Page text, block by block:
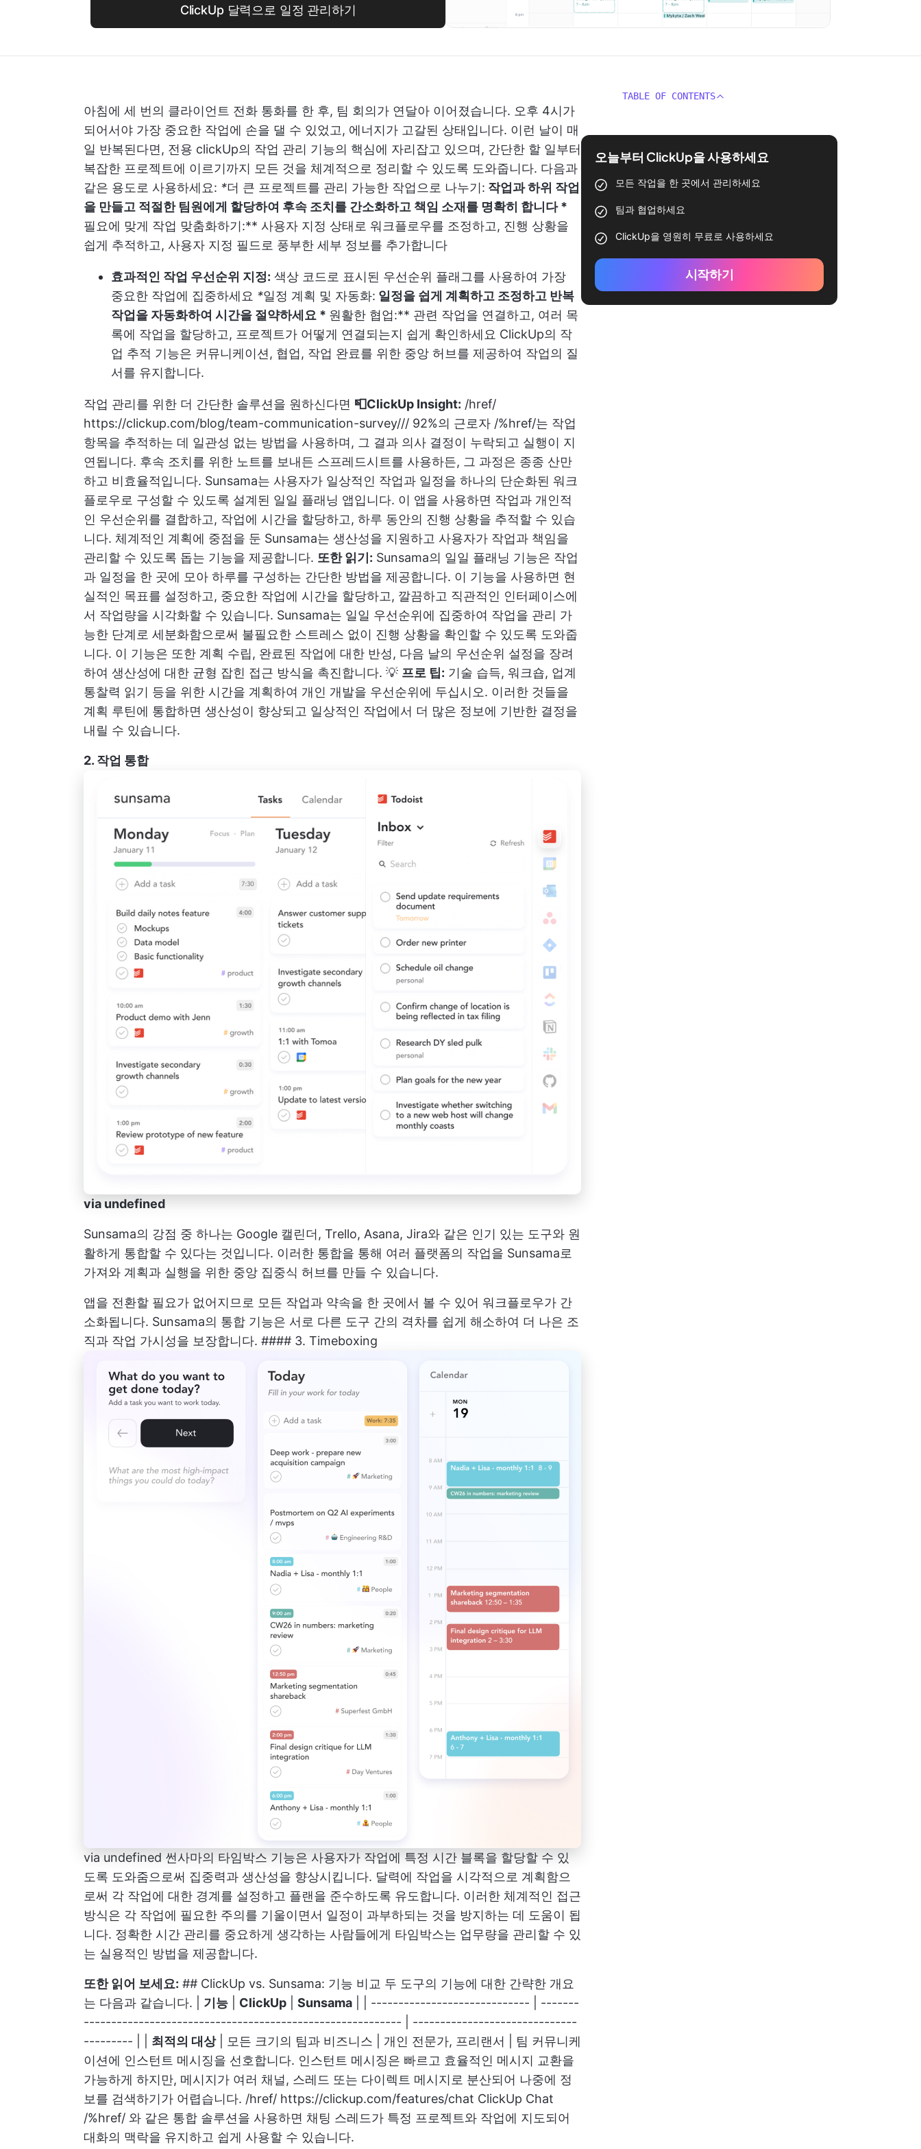
ClickUp 달력으로 일정 관리하기
아침에 세 번의 클라이언트 전화 통화를 한 후, 팀 회의가 연달아 이어졌습니다. 오후 4시가
되어서야 가장 중요한 작업에 손을 댈 수 있었고, 에너지가 고갈된 상태입니다. 이런 날이 매
일 반복된다면, 전용 clickUp의 작업 관리 기능의 핵심에 자리잡고 있으며, 간단한 할 일부터
복잡한 프로젝트에 이르기까지 모든 것을 체계적으로 정리할 수 있도록 도와줍니다. 다음과
같은 용도로 사용하세요: *더 큰 프로젝트를 관리 가능한 작업으로 나누기: 작업과 하위 작업
을 만들고 적절한 팀원에게 할당하여 후속 조치를 간소화하고 책임 소재를 명확히 합니다 *
필요에 맞게 작업 맞춤화하기:** 사용자 지정 상태로 워크플로우를 조정하고, 진행 상황을
쉽게 추적하고, 사용자 지정 필드로 풍부한 세부 정보를 추가합니다
효과적인 작업 우선순위 지정: 색상 코드로 표시된 우선순위 플래그를 사용하여 가장
중요한 작업에 집중하세요 *일정 계획 및 자동화: 일정을 쉽게 계획하고 조정하고 반복
작업을 자동화하여 시간을 절약하세요 * 원활한 협업:** 관련 작업을 연결하고, 여러 목
록에 작업을 할당하고, 프로젝트가 어떻게 연결되는지 쉽게 확인하세요 ClickUp의 작
업 추적 기능은 커뮤니케이션, 협업, 작업 완료를 위한 중앙 허브를 제공하여 작업의 질
서를 유지합니다.
작업 관리를 위한 더 간단한 솔루션을 원하신다면 📮ClickUp Insight: /href/
https://clickup.com/blog/team-communication-survey/// 92%의 근로자 /%href/는 작업
항목을 추적하는 데 일관성 없는 방법을 사용하며, 그 결과 의사 결정이 누락되고 실행이 지
연됩니다. 후속 조치를 위한 노트를 보내든 스프레드시트를 사용하든, 그 과정은 종종 산만
하고 비효율적입니다. Sunsama는 사용자가 일상적인 작업과 일정을 하나의 단순화된 워크
플로우로 구성할 수 있도록 설계된 일일 플래닝 앱입니다. 이 앱을 사용하면 작업과 개인적
인 우선순위를 결합하고, 작업에 시간을 할당하고, 하루 동안의 진행 상황을 추적할 수 있습
니다. 체계적인 계획에 중점을 둔 Sunsama는 생산성을 지원하고 사용자가 작업과 책임을
관리할 수 있도록 돕는 기능을 제공합니다. 또한 읽기: Sunsama의 일일 플래닝 기능은 작업
과 일정을 한 곳에 모아 하루를 구성하는 간단한 방법을 제공합니다. 이 기능을 사용하면 현
실적인 목표를 설정하고, 중요한 작업에 시간을 할당하고, 깔끔하고 직관적인 인터페이스에
서 작업량을 시각화할 수 있습니다. Sunsama는 일일 우선순위에 집중하여 작업을 관리 가
능한 단계로 세분화함으로써 불필요한 스트레스 없이 진행 상황을 확인할 수 있도록 도와줍
니다. 이 기능은 또한 계획 수립, 완료된 작업에 대한 반성, 다음 날의 우선순위 설정을 장려
하여 생산성에 대한 균형 잡힌 접근 방식을 촉진합니다. 💡 프로 팁: 기술 습득, 워크숍, 업계
통찰력 읽기 등을 위한 시간을 계획하여 개인 개발을 우선순위에 두십시오. 이러한 것들을
계획 루틴에 통합하면 생산성이 향상되고 일상적인 작업에서 더 많은 정보에 기반한 결정을
내릴 수 있습니다.
2. 작업 통합
via undefined
Sunsama의 강점 중 하나는 Google 캘린더, Trello, Asana, Jira와 같은 인기 있는 도구와 원
활하게 통합할 수 있다는 것입니다. 이러한 통합을 통해 여러 플랫폼의 작업을 Sunsama로
가져와 계획과 실행을 위한 중앙 집중식 허브를 만들 수 있습니다.
앱을 전환할 필요가 없어지므로 모든 작업과 약속을 한 곳에서 볼 수 있어 워크플로우가 간
소화됩니다. Sunsama의 통합 기능은 서로 다른 도구 간의 격차를 쉽게 해소하여 더 나은 조
직과 작업 가시성을 보장합니다. #### 3. Timeboxing
via undefined 썬사마의 타임박스 기능은 사용자가 작업에 특정 시간 블록을 할당할 수 있
도록 도와줌으로써 집중력과 생산성을 향상시킵니다. 달력에 작업을 시각적으로 계획함으
로써 각 작업에 대한 경계를 설정하고 플랜을 준수하도록 유도합니다. 이러한 체계적인 접근
방식은 각 작업에 필요한 주의를 기울이면서 일정이 과부하되는 것을 방지하는 데 도움이 됩
니다. 정확한 시간 관리를 중요하게 생각하는 사람들에게 타임박스는 업무량을 관리할 수 있
는 실용적인 방법을 제공합니다.
또한 읽어 보세요: ## ClickUp vs. Sunsama: 기능 비교 두 도구의 기능에 대한 간략한 개요
는 다음과 같습니다. | 기능 ClickUp Sunsama | | ----------------------------- | -------
---------------------------------------------------------- | ------------------------------
--------- | | 최적의 대상| 모든 크기의 팀과 비즈니스 | 개인 전문가, 프리랜서 |
팀 커뮤니케
이션에 인스턴트 메시징을 선호합니다. 인스턴트 메시징은 빠르고 효율적인 메시지 교환을
가능하게 하지만, 메시지가 여러 채널, 스레드 또는 다이렉트 메시지로 분산되어 나중에 정
보를 검색하기가 어렵습니다. /href/ https://clickup.com/features/chat ClickUp Chat
/%href/ 와 같은 통합 솔루션을 사용하면 채팅 스레드가 특정 프로젝트와 작업에 지도되어
대화의 맥락을 유지하고 쉽게 사용할 수 있습니다.
TABLE OF CONTENTS
오늘부터 ClickUp을 사용하세요
모든 작업을 한 곳에서 관리하세요
팀과 협업하세요
ClickUp을 영원히 무료로 사용하세요
시작하기